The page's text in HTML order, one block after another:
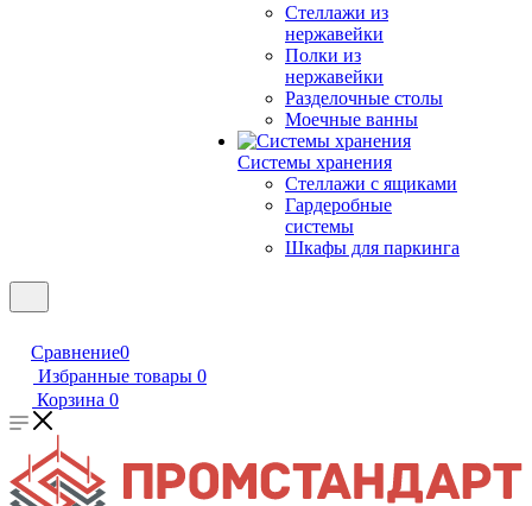
Стеллажи из
нержавейки
Полки из
нержавейки
Разделочные столы
Моечные ванны
Системы хранения
Стеллажи с ящиками
Гардеробные
системы
Шкафы для паркинга
Сравнение0
Избранные товары 0
Корзина 0